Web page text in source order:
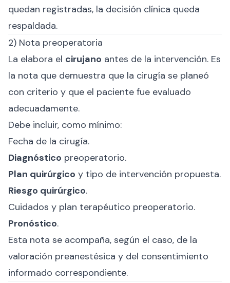
quedan registradas, la decisión clínica queda
respaldada.
2) Nota preoperatoria
La elabora el cirujano antes de la intervención. Es
la nota que demuestra que la cirugía se planeó
con criterio y que el paciente fue evaluado
adecuadamente.
Debe incluir, como mínimo:
Fecha de la cirugía.
Diagnóstico preoperatorio.
Plan quirúrgico y tipo de intervención propuesta.
Riesgo quirúrgico.
Cuidados y plan terapéutico preoperatorio.
Pronóstico.
Esta nota se acompaña, según el caso, de la
valoración preanestésica y del consentimiento
informado correspondiente.